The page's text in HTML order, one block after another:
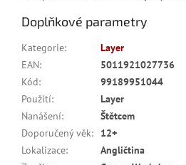
Doplňkové parametry
Kategorie:
Layer
EAN:
5011921027736
Kód:
99189951044
Použití:
Layer
Nanášení:
Štětcem
Doporučený věk:
12+
Lokalizace:
Angličtina